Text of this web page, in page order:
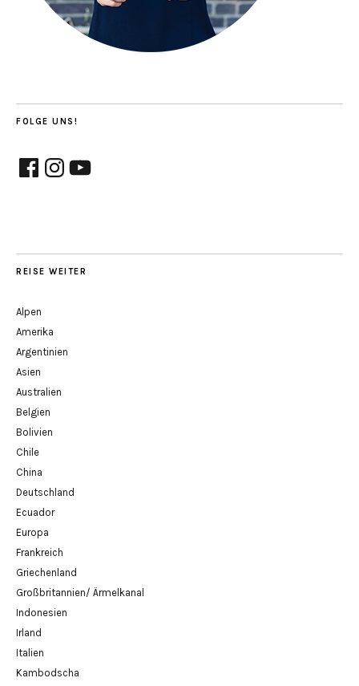
FOLGE UNS!
FacebookInstagram
YouTube
REISE WEITER
Alpen
Amerika
Argentinien
Asien
Australien
Belgien
Bolivien
Chile
China
Deutschland
Ecuador
Europa
Frankreich
Griechenland
Großbritannien/ Ärmelkanal
Indonesien
Irland
Italien
Kambodscha